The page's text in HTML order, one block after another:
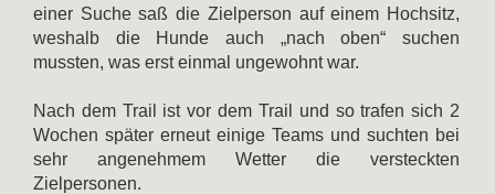
einer Suche saß die Zielperson auf einem Hochsitz,
weshalb die Hunde auch „nach oben“ suchen
mussten, was erst einmal ungewohnt war.
Nach dem Trail ist vor dem Trail und so trafen sich 2
Wochen später erneut einige Teams und suchten bei
sehr angenehmem Wetter die versteckten
Zielpersonen.